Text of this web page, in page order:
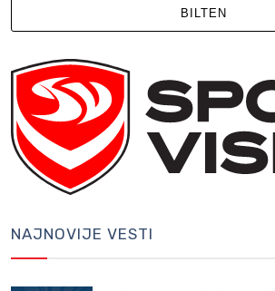
BILTEN
NAJNOVIJE VESTI